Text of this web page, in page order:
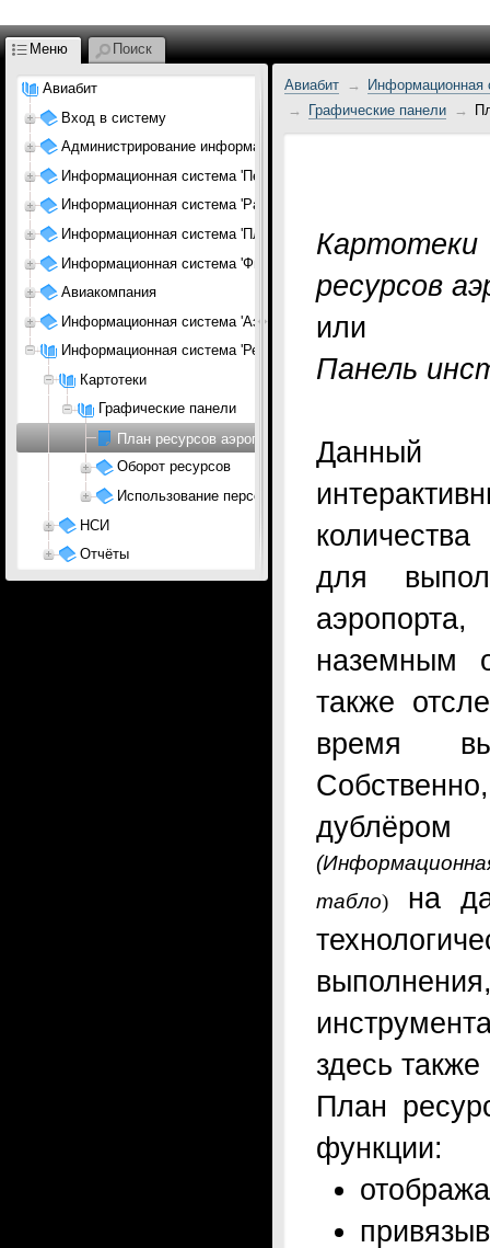
Меню Поиск
Авиабит
Вход в систему
Администрирование информационной системы
Информационная система 'Персонал АК'
Информационная система 'Расписание'
Информационная система 'Планирование АК'
Информационная система 'Финансы АК'
Авиакомпания
Информационная система 'Аэропорт'
Информационная система 'Ресурсы АП'
Картотеки
Графические панели
План ресурсов аэропорта
Оборот ресурсов
Использование персонала
НСИ
Отчёты
Авиабит
Информационная
Графические панели
ресурсов
или
Панель
Данный
для
наземным
также
время
табло)
на
здесь
План
функции: